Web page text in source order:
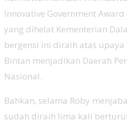
Innovative Government
yang dihelat Kementerian
bergensi ini diraih atas
Bintan menjadikan Daerah
Nasional.
Bahkan, selama Roby
sudah diraih lima kali